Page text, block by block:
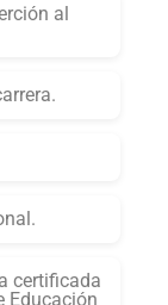
al
certificada
Educación